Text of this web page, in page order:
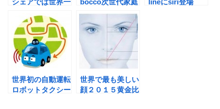
シェアでは世界一
bocco次世代家庭
用ロボット
lineにsiri登場
世界初の自動運転
ロボットタクシー
世界で最も美しい
顔２０１５黄金比